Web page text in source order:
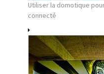
Utiliser la domotique
connecté